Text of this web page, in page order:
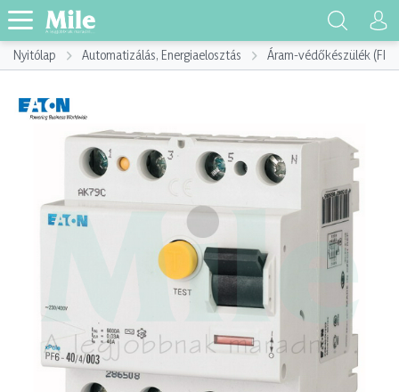
Nyitólap Automatizálás, Energiaelosztás Áram-védőkészülék (FI)